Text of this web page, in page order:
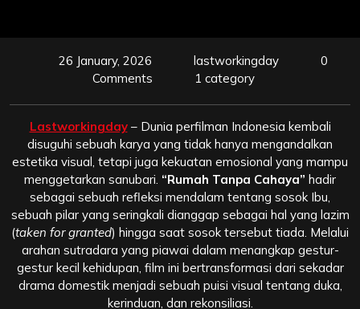
26 January, 2026 lastworkingday
0
Comments
1 category
Lastworkingday– Dunia perfilman Indonesia kembali
disuguhi sebuah karya yang tidak hanya mengandalkan
estetika visual, tetapi juga kekuatan emosional yang mampu
menggetarkan sanubari. “Rumah Tanpa Cahaya” hadir
sebagai sebuah refleksi mendalam tentang sosok Ibu,
sebuah pilar yang seringkali dianggap sebagai hal yang lazim
(taken for granted) hingga saat sosok tersebut tiada. Melalui
arahan sutradara yang piawai dalam menangkap gestur-
gestur kecil kehidupan, film ini bertransformasi dari sekadar
drama domestik menjadi sebuah puisi visual tentang duka,
kerinduan, dan rekonsiliasi.